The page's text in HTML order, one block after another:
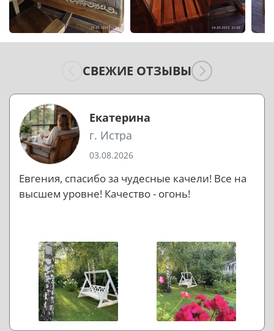
СВЕЖИЕ ОТЗЫВЫ
Екатерина
г. Истра
03.08.2026
Евгения, спасибо за чудесные качели! Все на
высшем уровне! Качество - огонь!